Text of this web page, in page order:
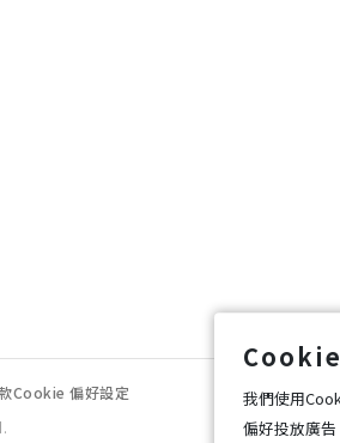
Cookie 偏好設定
我們使用
偏好投放廣